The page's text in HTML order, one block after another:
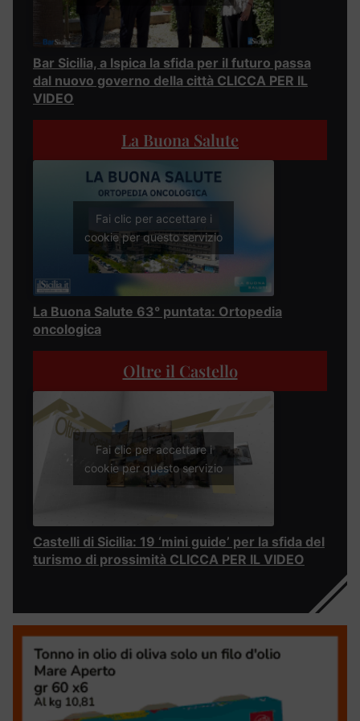
Bar Sicilia, a Ispica la sfida per il futuro passa
dal nuovo governo della città CLICCA PER IL
VIDEO
La Buona Salute
Fai clic per accettare i
cookie per questo servizio
La Buona Salute 63° puntata: Ortopedia
oncologica
Oltre il Castello
Fai clic per accettare i
cookie per questo servizio
Castelli di Sicilia: 19 ‘mini guide’ per la sfida del
turismo di prossimità CLICCA PER IL VIDEO